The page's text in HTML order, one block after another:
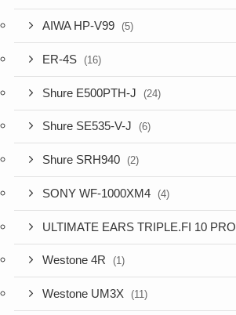
AIWA HP-V99 (5)
ER-4S (16)
Shure E500PTH-J (24)
Shure SE535-V-J (6)
Shure SRH940 (2)
SONY WF-1000XM4 (4)
ULTIMATE EARS TRIPLE.FI 10 PRO
Westone 4R (1)
Westone UM3X (11)